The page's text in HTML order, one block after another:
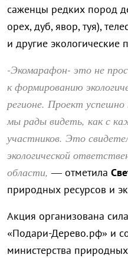
саженцы редких пород
орех, дуб, явор, туя),
и другие экологические
-Экомарафон- это не
к формированию
регионе. Проект
мы рады видеть, как с
участников. Это
экологической
области, — отметила
природных ресурсов и
Акция организована
«Подари-Дерево.рф» и
министерства